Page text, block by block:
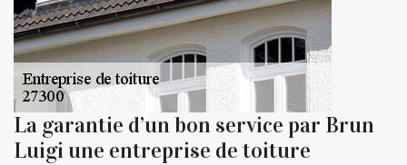
La garantie d’un bon service par Brun
Luigi une entreprise de toiture